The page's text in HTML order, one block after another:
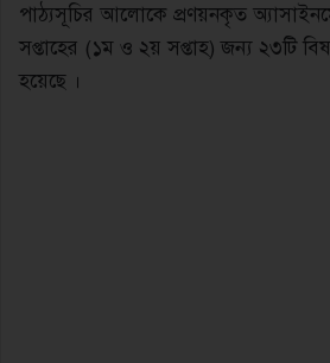
পাঠ্যসূচির আলােকে প্রণয়নকৃত
সপ্তাহের (১ম ও ২য় সপ্তাহ) জন্য ২৩টি
হয়েছে ।